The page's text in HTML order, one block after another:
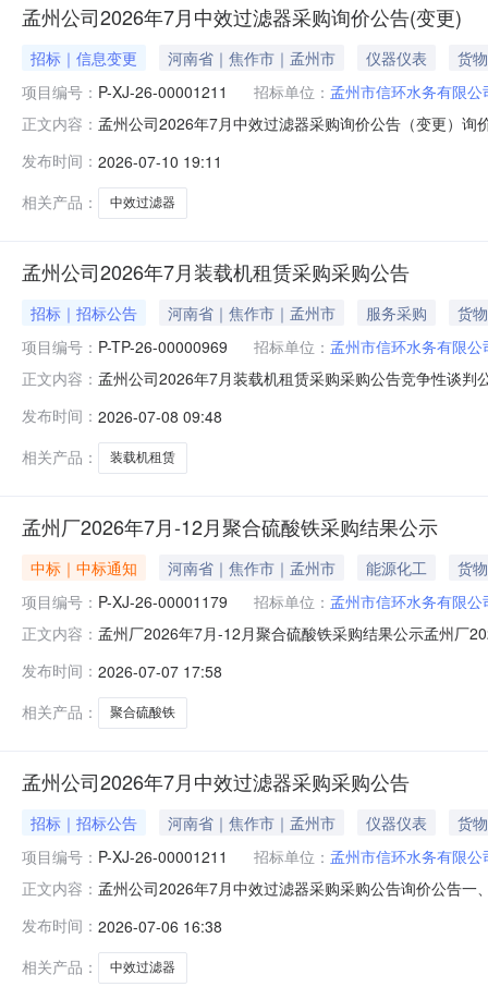
孟州公司2026年7月中效过滤器采购询价公告(变更)
招标｜信息变更 河南省｜焦作市｜孟州市 仪器仪表
货物
项目编号： P-XJ-26-00001211 招标单位： 孟州市信环水务有限公
正文内容： 孟州公司2026年7月中效过滤器采购询价公告（变更）
询价具体规格、技术指标及售后服务要求等详见下表。
发布时间： 2026-07-10 19:11
相关产品：
中效过滤器
孟州公司2026年7月装载机租赁采购采购公告
招标｜招标公告 河南省｜焦作市｜孟州市 服务采购
货物
项目编号： P-TP-26-00000969 招标单位： 孟州市信环水务有限公
正文内容： 孟州公司2026年7月装载机租赁采购采购公告竞争性谈
1具有合法的营业执照和固定的营业场所，注册资本金不
发布时间： 2026-07-08 09:48
相关产品：
装载机租赁
孟州厂2026年7月-12月聚合硫酸铁采购结果公示
中标｜中标通知 河南省｜焦作市｜孟州市 能源化工
货物
项目编号： P-XJ-26-00001179 招标单位： 孟州市信环水务有限公
正文内容： 孟州厂2026年7月-12月聚合硫酸铁采购结果公示孟州厂
间市蓝鑫化工有限公司中选人金额（元）：
发布时间： 2026-07-07 17:58
相关产品：
聚合硫酸铁
孟州公司2026年7月中效过滤器采购采购公告
招标｜招标公告 河南省｜焦作市｜孟州市 仪器仪表
货物
项目编号： P-XJ-26-00001211 招标单位： 孟州市信环水务有限公
正文内容： 孟州公司2026年7月中效过滤器采购采购公告询价公告
不少于三年。制造商注册资本金不少于100万元人民币，
发布时间： 2026-07-06 16:38
相关产品：
中效过滤器